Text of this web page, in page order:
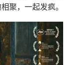
聚，一起发疯。